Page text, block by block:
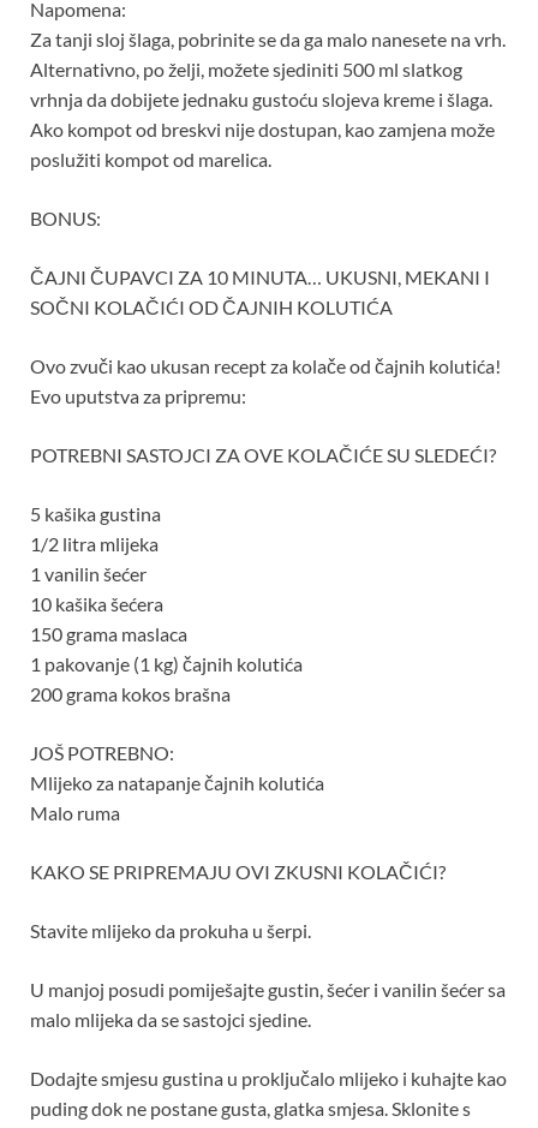
Napomena:
Za tanji sloj šlaga, pobrinite se da ga malo nanesete na vrh.
Alternativno, po želji, možete sjediniti 500 ml slatkog
vrhnja da dobijete jednaku gustoću slojeva kreme i šlaga.
Ako kompot od breskvi nije dostupan, kao zamjena može
poslužiti kompot od marelica.
BONUS:
ČAJNI ČUPAVCI ZA 10 MINUTA… UKUSNI, MEKANI I
SOČNI KOLAČIĆI OD ČAJNIH KOLUTIĆA
Ovo zvuči kao ukusan recept za kolače od čajnih kolutića!
Evo uputstva za pripremu:
POTREBNI SASTOJCI ZA OVE KOLAČIĆE SU SLEDEĆI?
5 kašika gustina
1/2 litra mlijeka
1 vanilin šećer
10 kašika šećera
150 grama maslaca
1 pakovanje (1 kg) čajnih kolutića
200 grama kokos brašna
JOŠ POTREBNO:
Mlijeko za natapanje čajnih kolutića
Malo ruma
KAKO SE PRIPREMAJU OVI ZKUSNI KOLAČIĆI?
Stavite mlijeko da prokuha u šerpi.
U manjoj posudi pomiješajte gustin, šećer i vanilin šećer sa
malo mlijeka da se sastojci sjedine.
Dodajte smjesu gustina u proključalo mlijeko i kuhajte kao
puding dok ne postane gusta, glatka smjesa. Sklonite s